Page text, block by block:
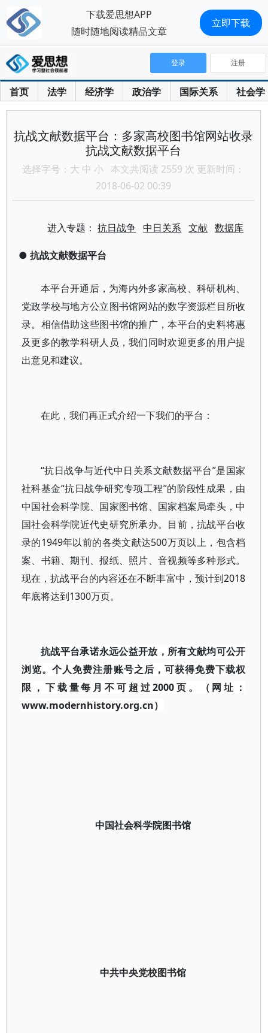
首页 法学 经济学 政治学 国际关系 社会学
登录 注册
抗战文献数据平台：多家高校图书馆网站收录
抗战文献数据平台
选择字号： 大 中 小 本文共阅读 2559 次 更新时间：
2018-06-02 00:39
进入专题：抗日战争 中日关系 文献 数据库
● 抗战文献数据平台
本平台开通后，为海内外多家高校、科研机构、
党政学校与地方公立图书馆网站的数字资源栏目所收
录。相信借助这些图书馆的推广，本平台的史料将惠
及更多的教学科研人员，我们同时欢迎更多的用户提
出意见和建议。
在此，我们再正式介绍一下我们的平台：
“抗日战争与近代中日关系文献数据平台”是国家
社科基金“抗日战争研究专项工程”的阶段性成果，由
中国社会科学院、国家图书馆、国家档案局牵头，中
国社会科学院近代史研究所承办。目前，抗战平台收
录的1949年以前的各类文献达500万页以上，包含档
案、书籍、期刊、报纸、照片、音视频等多种形式。
现在，抗战平台的内容还在不断丰富中，预计到2018
年底将达到1300万页。
抗战平台承诺永远公益开放，所有文献均可公开
浏览。个人免费注册账号之后，可获得免费下载权
限，下载量每月不可超过2000页。（网址：
www.modernhistory.org.cn）
中国社会科学院图书馆
中共中央党校图书馆
下载爱思想APP
随时随地阅读精品文章
立即下载